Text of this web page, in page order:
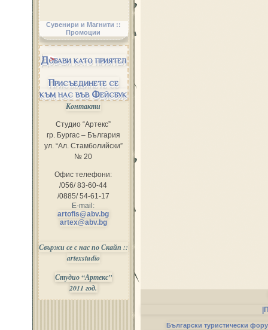
Сувенири и Магнити ::
Промоции
Добави като приятел
Присъединете се
към нас във Фейсбук
Контакти
Студио “Артекс”
гр. Бургас – България
ул. “Ал. Стамболийски”
№ 20
Офис телефони:
/056/ 83-60-44
/0885/ 54-61-17
E-mail:
artofis@abv.bg
artex@abv.bg
Свържи се с нас по Скайп ::
artexstudio
Студио “Артекс”
2011 год.
Български туристически